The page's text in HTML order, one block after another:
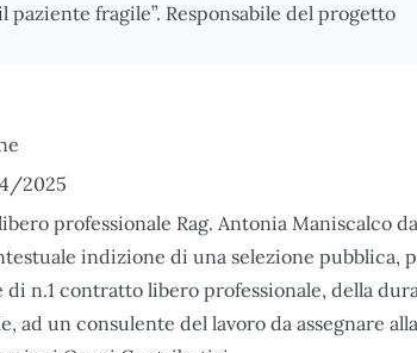
fragile”. Responsabile del progetto
2025
professionale Rag. Antonia Maniscalco
indizione di una selezione pubblica,
di n.1 contratto libero professionale, della
ad un consulente del lavoro da assegnare